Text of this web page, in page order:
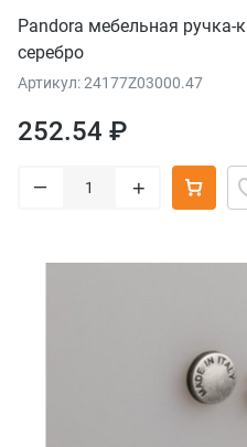
Pandora мебельная ручка-
серебро
Артикул: 24177Z03000.47
252.54 ₽
– +